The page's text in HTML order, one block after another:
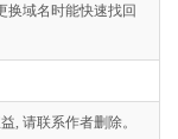
换域名时能快速找回
, 请联系作者删除。